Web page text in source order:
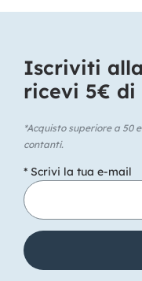
Iscriviti
ricevi 5€ di
*Acquisto superiore a 50
contanti.
* Scrivi la tua e-mail